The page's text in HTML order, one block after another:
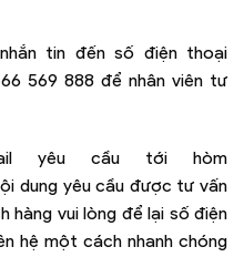
tin đến số điện thoại
569 888 để nhân viên tư
yêu cầu tới hòm
dung yêu cầu được tư vấn
hàng vui lòng để lại số điện
hệ một cách nhanh chóng